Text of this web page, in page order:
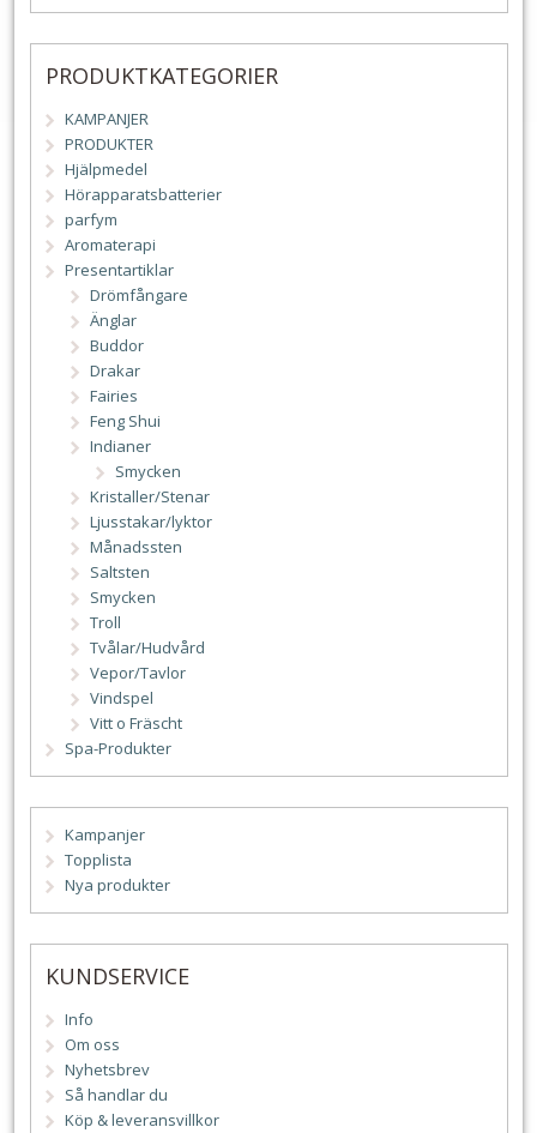
PRODUKTKATEGORIER
KAMPANJER
PRODUKTER
Hjälpmedel
Hörapparatsbatterier
parfym
Aromaterapi
Presentartiklar
Drömfångare
Änglar
Buddor
Drakar
Fairies
Feng Shui
Indianer
Smycken
Kristaller/Stenar
Ljusstakar/lyktor
Månadssten
Saltsten
Smycken
Troll
Tvålar/Hudvård
Vepor/Tavlor
Vindspel
Vitt o Fräscht
Spa-Produkter
Kampanjer
Topplista
Nya produkter
KUNDSERVICE
Info
Om oss
Nyhetsbrev
Så handlar du
Köp & leveransvillkor